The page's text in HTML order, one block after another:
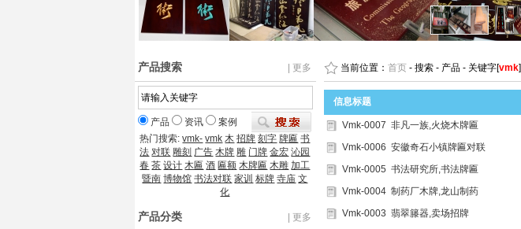
产品搜索 | 更多
产品 资讯
案例
热门搜索:vmk- vmk 木 招牌 刻字 牌匾 书
法 对联 雕刻 广告 木牌 雕 门牌 金宏 沁园
春 茶 设计 木匾 酒 匾额 木牌匾 木雕 加工
暨南 博物馆 书法对联 家训 标牌 寺庙 文
化
产品分类 | 更多
当前位置： 首页- 搜索 - 产品 - 关键字[vmk]
信息标题
Vmk-0007 非凡一族,火烧木牌匾
Vmk-0006 安徽奇石小镇牌匾对联
Vmk-0005 书法研究所,书法牌匾
Vmk-0004 制药厂木牌,龙山制药
Vmk-0003 翡翠籐器,卖场招牌